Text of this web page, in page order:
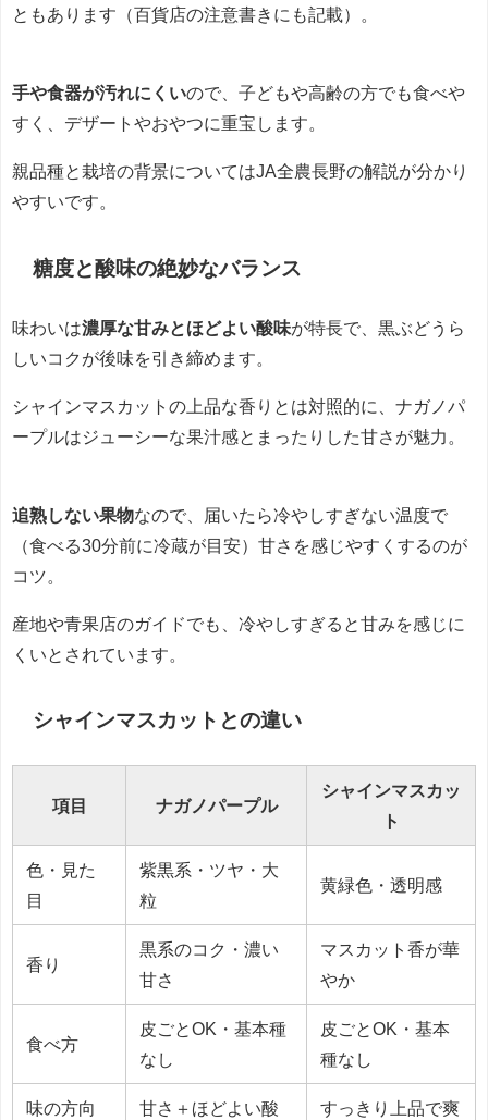
ともあります（百貨店の注意書きにも記載）。
手や食器が汚れにくいので、子どもや高齢の方でも食べや
すく、デザートやおやつに重宝します。
親品種と栽培の背景についてはJA全農長野の解説が分かり
やすいです。
糖度と酸味の絶妙なバランス
味わいは濃厚な甘みとほどよい酸味が特長で、黒ぶどうら
しいコクが後味を引き締めます。
シャインマスカットの上品な香りとは対照的に、ナガノパ
ープルはジューシーな果汁感とまったりした甘さが魅力。
追熟しない果物なので、届いたら冷やしすぎない温度で
（食べる30分前に冷蔵が目安）甘さを感じやすくするのが
コツ。
産地や青果店のガイドでも、冷やしすぎると甘みを感じに
くいとされています。
シャインマスカットとの違い
項目 ナガノパープル
シャインマスカッ
ト
色・見た
目
紫黒系・ツヤ・大
粒
黄緑色・透明感
香り
黒系のコク・濃い
甘さ
マスカット香が華
やか
食べ方
皮ごとOK・基本種
なし
皮ごとOK・基本
種なし
味の方向 甘さ＋ほどよい酸 すっきり上品で爽